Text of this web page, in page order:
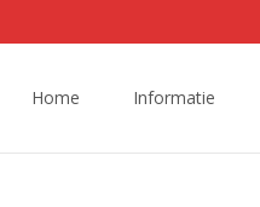
Home Informatie